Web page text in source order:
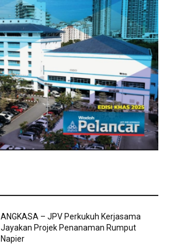
ANGKASA – JPV Perkukuh Kerjasama
Jayakan Projek Penanaman Rumput
Napier